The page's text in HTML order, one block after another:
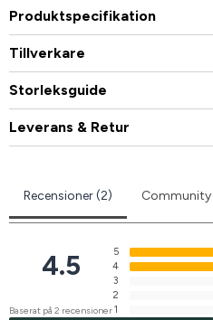
Produktspecifikation
Tillverkare
Storleksguide
Leverans & Retur
Recensioner (2) Community
4.5
Baserat på 2 recensioner
5
4
3
2
1